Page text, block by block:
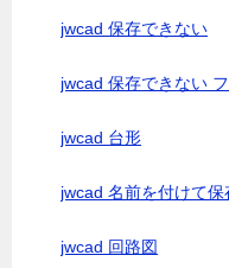
jwcad 保存できない
jwcad 保存できない
jwcad 台形
jwcad 名前を付けて
jwcad 回路図